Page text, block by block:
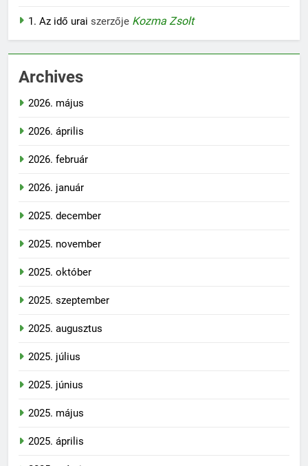
1. Az idő urai szerzője Kozma Zsolt
Archives
2026. május
2026. április
2026. február
2026. január
2025. december
2025. november
2025. október
2025. szeptember
2025. augusztus
2025. július
2025. június
2025. május
2025. április